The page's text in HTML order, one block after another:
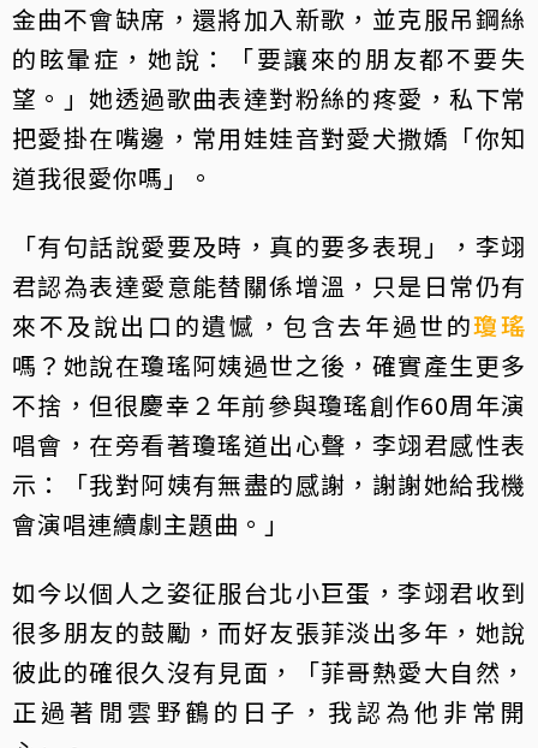
金曲不會缺席，還將加入新歌，並克服吊鋼絲
的眩暈症，她說：「要讓來的朋友都不要失
望。」她透過歌曲表達對粉絲的疼愛，私下常
把愛掛在嘴邊，常用娃娃音對愛犬撒嬌「你知
道我很愛你嗎」。
「有句話說愛要及時，真的要多表現」，李翊
君認為表達愛意能替關係增溫，只是日常仍有
來不及說出口的遺憾，包含去年過世的瓊瑤
嗎？她說在瓊瑤阿姨過世之後，確實產生更多
不捨，但很慶幸２年前參與瓊瑤創作60周年演
唱會，在旁看著瓊瑤道出心聲，李翊君感性表
示：「我對阿姨有無盡的感謝，謝謝她給我機
會演唱連續劇主題曲。」
如今以個人之姿征服台北小巨蛋，李翊君收到
很多朋友的鼓勵，而好友張菲淡出多年，她說
彼此的確很久沒有見面，「菲哥熱愛大自然，
正過著閒雲野鶴的日子，我認為他非常開